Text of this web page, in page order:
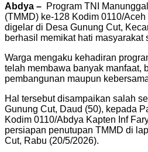
Abdya – Program TNI
(TMMD) ke-128 Kodim 0110/
digelar di Desa Gunung Cut,
berhasil memikat hati masyarakat
Warga mengaku kehadiran
telah membawa banyak manfaat,
pembangunan maupun
Hal tersebut disampaikan salah
Gunung Cut, Daud (50), kepada
Kodim 0110/Abdya Kapten Inf
persiapan penutupan TMMD di
Cut, Rabu (20/5/2026).